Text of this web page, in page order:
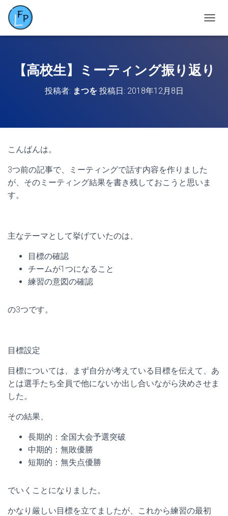
ビ
シ
ョ
【高校生】ミーティング振り返り
投稿者: まつを投稿日: 2018年12月8日
こんばんは。
3つ前の記事で、ミーティングで話す内容を作りました
が、そのミーティング結果を書き残しておこうと思いま
す。
主なテーマとして挙げていたのは、
目標の確認
チームが1つになること
練習の意図の確認
の3つです。
目標設定
目標については、まず自分が考えている目標を伝えて、あ
とは選手たち全員で他にないか出し合いながら決めさせま
した。
その結果、
長期的：全国大会予選突破
中期的：無敗優勝
短期的：無失点優勝
でいくことになりました。
かなり厳しい目標を立てましたが、これから練習の最初